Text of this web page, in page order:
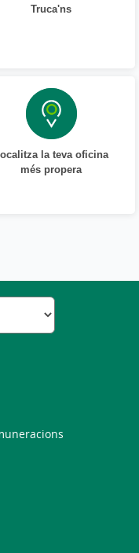
Truca'ns
la teva oficina
més propera